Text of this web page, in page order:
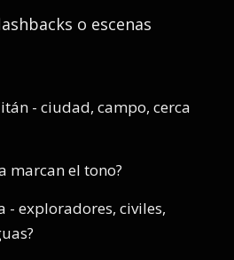
o escenas
- ciudad, campo, cerca
marcan el tono?
- exploradores, civiles,